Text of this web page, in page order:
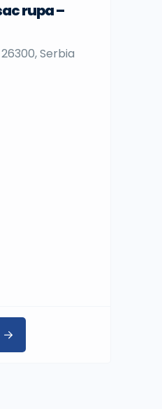
rupa –
Serbia